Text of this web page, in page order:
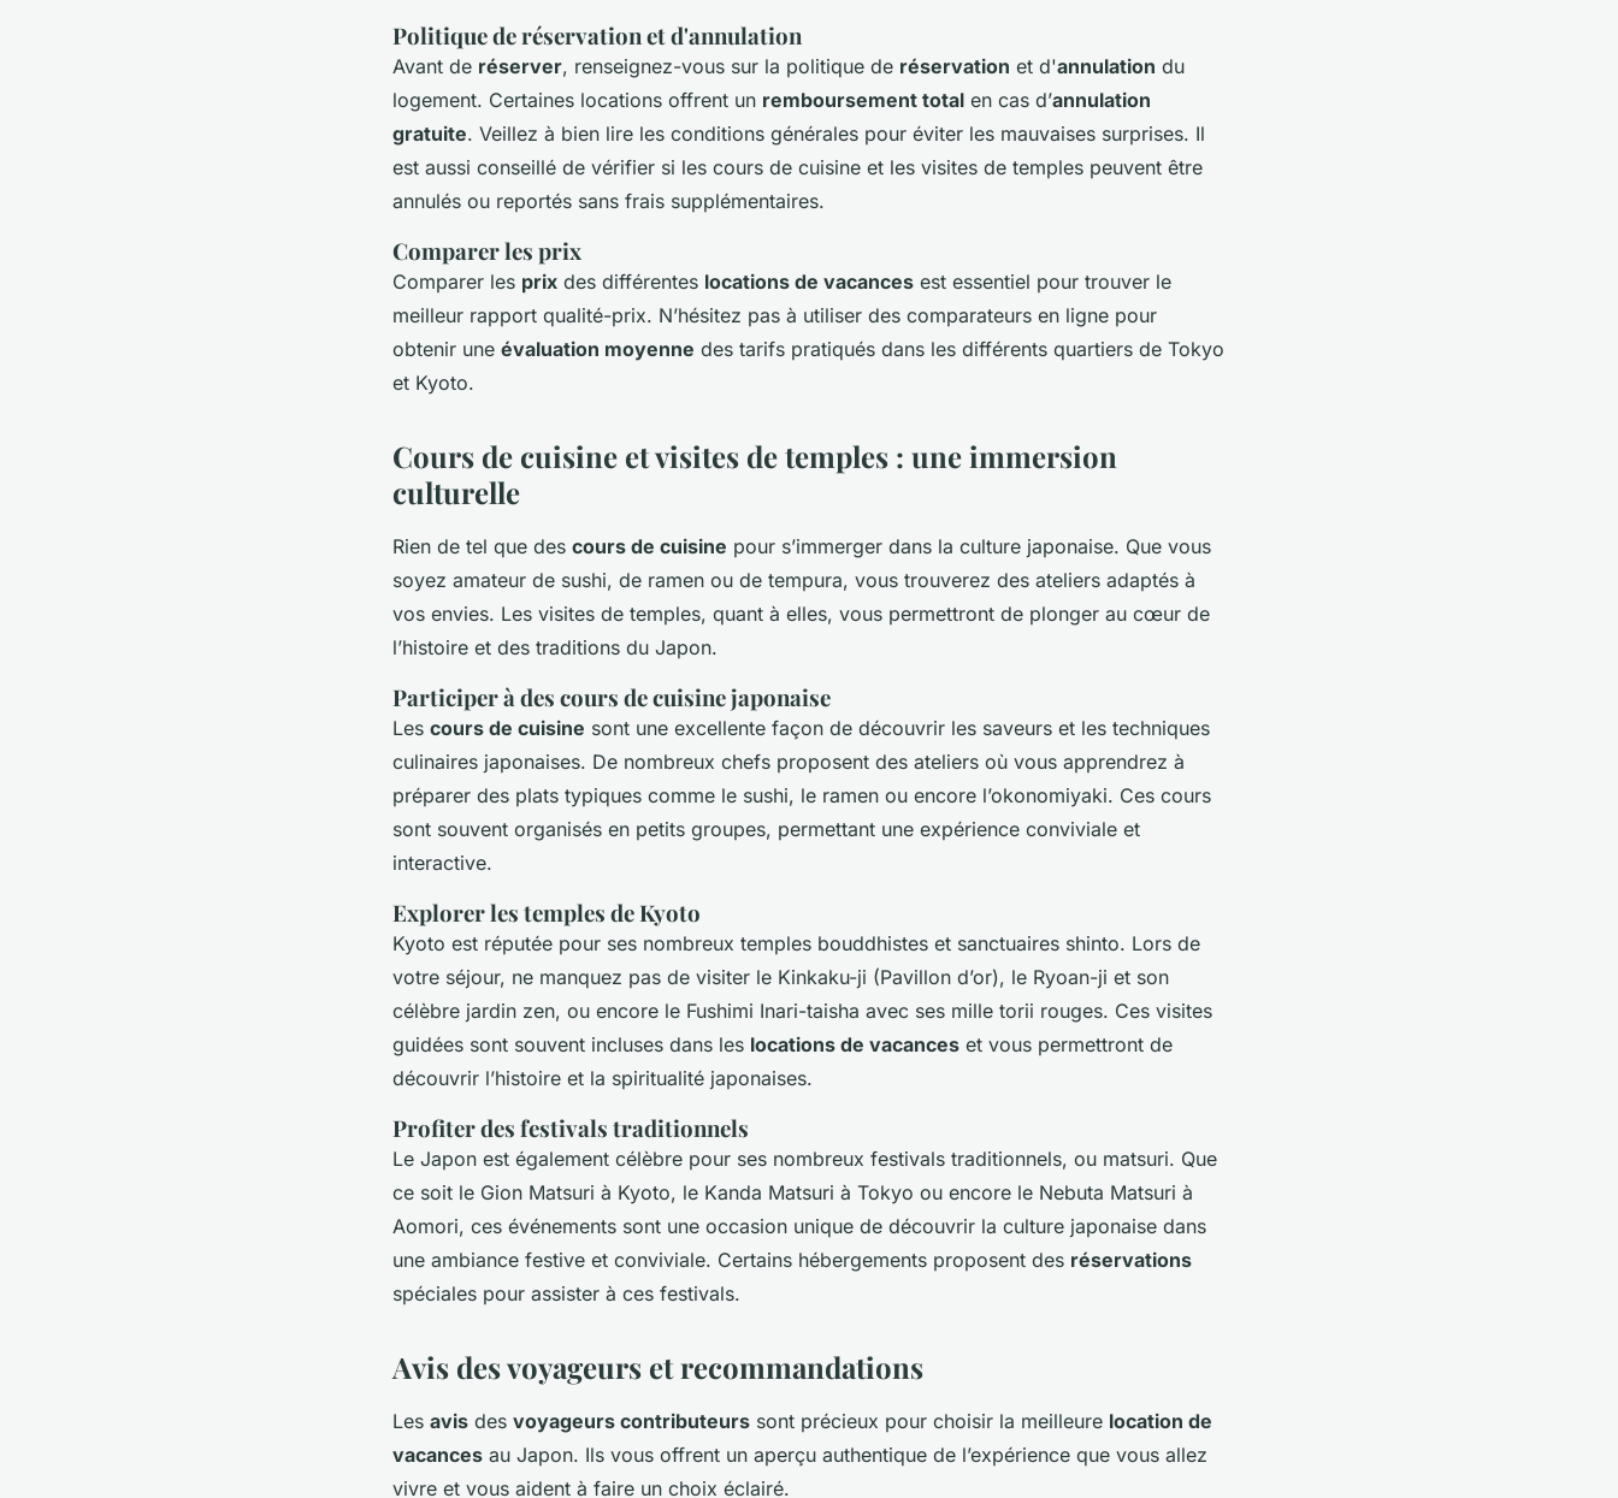
Politique de réservation et d'annulation
Avant de réserver, renseignez-vous sur la politique de réservation et d'annulation du
logement. Certaines locations offrent un remboursement total en cas d’annulation
gratuite. Veillez à bien lire les conditions générales pour éviter les mauvaises surprises. Il
est aussi conseillé de vérifier si les cours de cuisine et les visites de temples peuvent être
annulés ou reportés sans frais supplémentaires.
Comparer les prix
Comparer les prix des différentes locations de vacances est essentiel pour trouver le
meilleur rapport qualité-prix. N’hésitez pas à utiliser des comparateurs en ligne pour
obtenir une évaluation moyenne des tarifs pratiqués dans les différents quartiers de Tokyo
et Kyoto.
Cours de cuisine et visites de temples : une immersion
culturelle
Rien de tel que des cours de cuisine pour s’immerger dans la culture japonaise. Que vous
soyez amateur de sushi, de ramen ou de tempura, vous trouverez des ateliers adaptés à
vos envies. Les visites de temples, quant à elles, vous permettront de plonger au cœur de
l’histoire et des traditions du Japon.
Participer à des cours de cuisine japonaise
Les cours de cuisine sont une excellente façon de découvrir les saveurs et les techniques
culinaires japonaises. De nombreux chefs proposent des ateliers où vous apprendrez à
préparer des plats typiques comme le sushi, le ramen ou encore l’okonomiyaki. Ces cours
sont souvent organisés en petits groupes, permettant une expérience conviviale et
interactive.
Explorer les temples de Kyoto
Kyoto est réputée pour ses nombreux temples bouddhistes et sanctuaires shinto. Lors de
votre séjour, ne manquez pas de visiter le Kinkaku-ji (Pavillon d’or), le Ryoan-ji et son
célèbre jardin zen, ou encore le Fushimi Inari-taisha avec ses mille torii rouges. Ces visites
guidées sont souvent incluses dans les locations de vacances et vous permettront de
découvrir l’histoire et la spiritualité japonaises.
Profiter des festivals traditionnels
Le Japon est également célèbre pour ses nombreux festivals traditionnels, ou matsuri. Que
ce soit le Gion Matsuri à Kyoto, le Kanda Matsuri à Tokyo ou encore le Nebuta Matsuri à
Aomori, ces événements sont une occasion unique de découvrir la culture japonaise dans
une ambiance festive et conviviale. Certains hébergements proposent des réservations
spéciales pour assister à ces festivals.
Avis des voyageurs et recommandations
Les avis des voyageurs contributeurs sont précieux pour choisir la meilleure location de
vacances au Japon. Ils vous offrent un aperçu authentique de l’expérience que vous allez
vivre et vous aident à faire un choix éclairé.